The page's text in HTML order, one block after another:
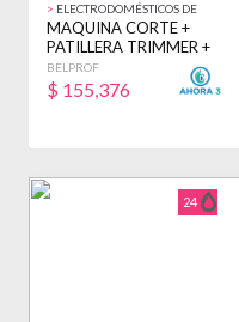
> ELECTRODOMÉSTICOS DE
BELLEZA
MAQUINA CORTE +
PATILLERA TRIMMER +
AFEITADORA BELPROF
KIT NEGRO
BELPROF
$ 155,376
24